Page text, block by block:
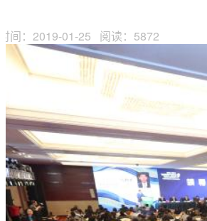
间：2019-01-25 阅读：5872